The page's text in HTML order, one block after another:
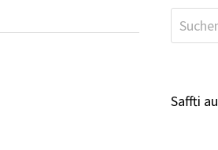
Suchen
nach:
Saffti